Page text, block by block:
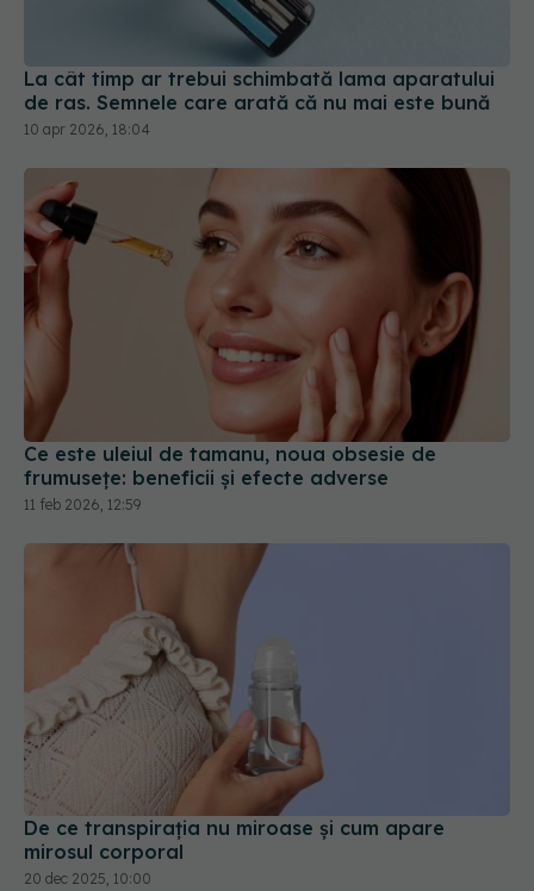
Ce este uleiul de tamanu, noua obsesie de
frumusețe: beneficii și efecte adverse
11 feb 2026, 12:59
De ce transpirația nu miroase și cum apare
mirosul corporal
20 dec 2025, 10:00